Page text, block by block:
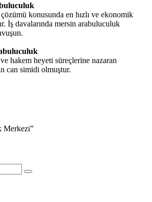
konusunda en hızlı ve ekonomik
İş davalarında mersin arabuluculuk
hakem heyeti süreçlerine nazaran
can simidi olmuştur.
Merkezi”